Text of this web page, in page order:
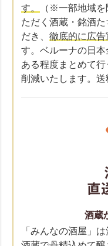
す。
（※一部地域
ただく酒蔵・銘酒
だき、 徹底的に広告
す。ベルーナの日
ある程度まとめて
削減いたします。送
酒蔵
「みんなの酒屋」